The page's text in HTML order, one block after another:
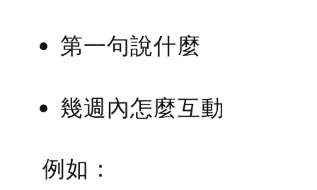
第一句說什麼
幾週內怎麼互動
例如：